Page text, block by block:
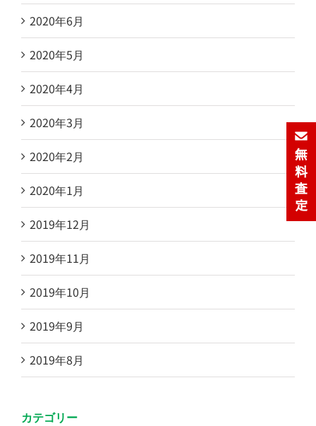
2020年6月
2020年5月
2020年4月
2020年3月
2020年2月
2020年1月
2019年12月
2019年11月
2019年10月
2019年9月
2019年8月
カテゴリー